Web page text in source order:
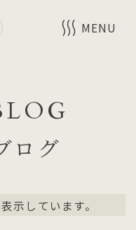
ログ
MENU
しています。